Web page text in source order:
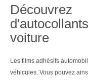
voiture
Les films adhésifs
véhicules. Vous pouvez